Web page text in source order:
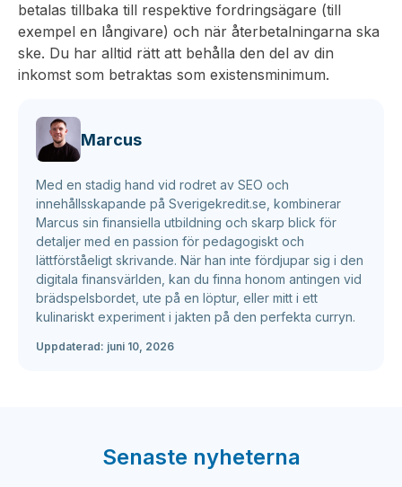
betalas tillbaka till respektive fordringsägare (till
exempel en långivare) och när återbetalningarna ska
ske. Du har alltid rätt att behålla den del av din
inkomst som betraktas som existensminimum.
Marcus
Med en stadig hand vid rodret av SEO och
innehållsskapande på Sverigekredit.se, kombinerar
Marcus sin finansiella utbildning och skarp blick för
detaljer med en passion för pedagogiskt och
lättförståeligt skrivande. När han inte fördjupar sig i den
digitala finansvärlden, kan du finna honom antingen vid
brädspelsbordet, ute på en löptur, eller mitt i ett
kulinariskt experiment i jakten på den perfekta curryn.
Uppdaterad: juni 10, 2026
Senaste nyheterna